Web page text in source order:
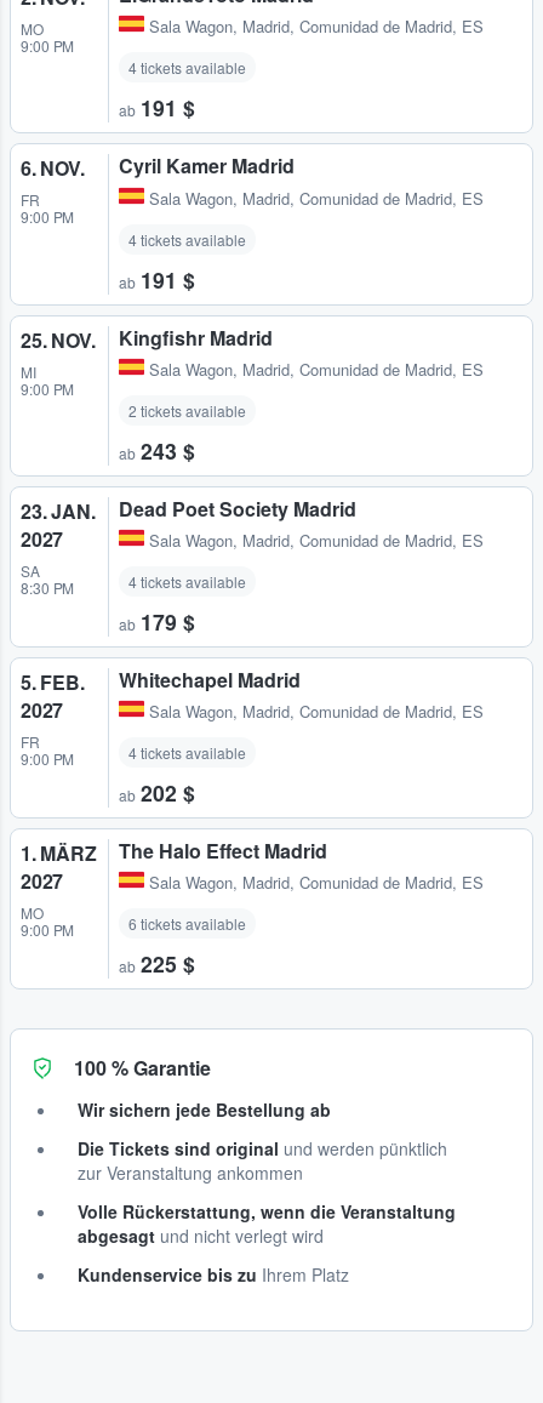
MO
9:00 PM
Sala Wagon, Madrid, Comunidad de Madrid, ES
4 tickets available
ab 191 $
6. NOV.
FR
9:00 PM
Cyril Kamer Madrid
Sala Wagon, Madrid, Comunidad de Madrid, ES
4 tickets available
ab 191 $
25. NOV.
MI
9:00 PM
Kingfishr Madrid
Sala Wagon, Madrid, Comunidad de Madrid, ES
2 tickets available
ab 243 $
23. JAN.
2027
SA
8:30 PM
Dead Poet Society Madrid
Sala Wagon, Madrid, Comunidad de Madrid, ES
4 tickets available
ab 179 $
5. FEB.
2027
FR
9:00 PM
Whitechapel Madrid
Sala Wagon, Madrid, Comunidad de Madrid, ES
4 tickets available
ab 202 $
1. MÄRZ
2027
MO
9:00 PM
The Halo Effect Madrid
Sala Wagon, Madrid, Comunidad de Madrid, ES
6 tickets available
ab 225 $
100 % Garantie
Wir sichern jede Bestellung ab
Die Tickets sind original und werden pünktlich
zur Veranstaltung ankommen
Volle Rückerstattung, wenn die Veranstaltung
abgesagt und nicht verlegt wird
Kundenservice bis zu Ihrem Platz